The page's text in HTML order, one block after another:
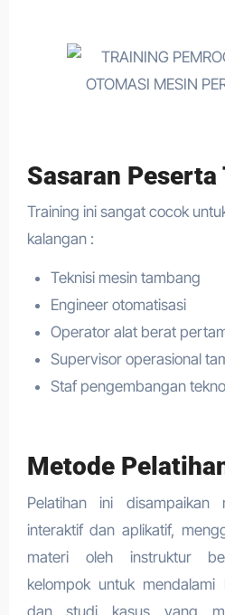
Sasaran
Training ini sangat cocok
kalangan :
Teknisi mesin tambang
Engineer otomatisasi
Operator alat berat
Supervisor operasional
Staf pengembangan
Metode
Pelatihan ini disampaikan
interaktif dan aplikatif,
materi oleh instruktur
kelompok untuk
dan studi kasus yang